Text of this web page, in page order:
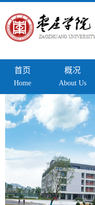
首页
Home
概况
About Us